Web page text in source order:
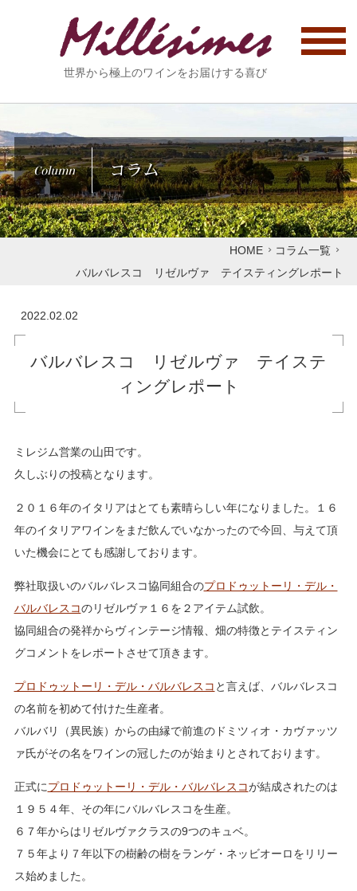
世界から極上のワインをお届けする喜び
Column コラム
HOME
コラム一覧
バルバレスコ リゼルヴァ テイスティングレポート
2022.02.02
バルバレスコ リゼルヴァ テイステ
ィングレポート
ミレジム営業の山田です。
久しぶりの投稿となります。
２０１６年のイタリアはとても素晴らしい年になりました。１６
年のイタリアワインをまだ飲んでいなかったので今回、与えて頂
いた機会にとても感謝しております。
弊社取扱いのバルバレスコ協同組合のプロドゥットーリ・デル・
バルバレスコのリゼルヴァ１６を２アイテム試飲。
協同組合の発祥からヴィンテージ情報、畑の特徴とテイスティン
グコメントをレポートさせて頂きます。
プロドゥットーリ・デル・バルバレスコ と言えば、バルバレスコ
の名前を初めて付けた生産者。
バルバリ（異民族）からの由縁で前進のドミツィオ・カヴァッツ
ァ氏がその名をワインの冠したのが始まりとされております。
正式にプロドゥットーリ・デル・バルバレスコが結成されたのは
１９５４年、その年にバルバレスコを生産。
６７年からはリゼルヴァクラスの9つのキュベ。
７５年より７年以下の樹齢の樹をランゲ・ネッビオーロをリリー
ス始めました。